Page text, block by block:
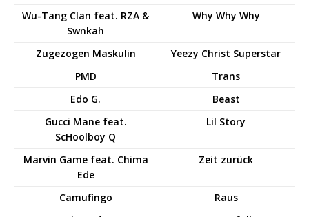
Wu-Tang Clan feat. RZA &
Swnkah
Why Why Why
Zugezogen Maskulin
Yeezy Christ Superstar
PMD
Trans
Edo G.
Beast
Gucci Mane feat.
ScHoolboy Q
Lil Story
Marvin Game feat. Chima
Ede
Zeit zurück
Camufingo
Raus